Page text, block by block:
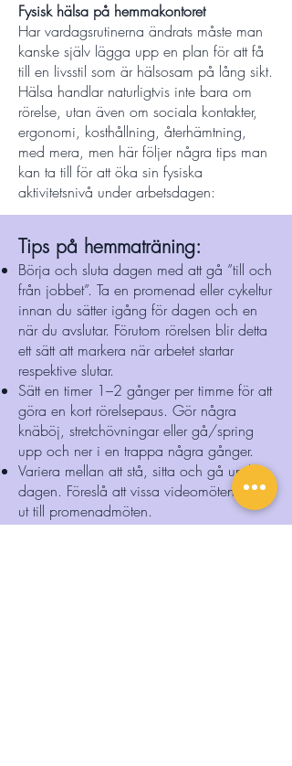
Fysisk hälsa på hemmakontoret
Har vardagsrutinerna ändrats måste man
kanske själv lägga upp en plan för att få
till en livsstil som är hälsosam på lång sikt.
Hälsa handlar naturligtvis inte bara om
rörelse, utan även om sociala kontakter,
ergonomi, kosthållning, återhämtning,
med mera, men här följer några tips man
kan ta till för att öka sin fysiska
aktivitetsnivå under arbetsdagen:
Tips på hemmaträning:
Börja och sluta dagen med att gå ”till och
från jobbet”. Ta en promenad eller cykeltur
innan du sätter igång för dagen och en
när du avslutar. Förutom rörelsen blir detta
ett sätt att markera när arbetet startar
respektive slutar.
Sätt en timer 1–2 gånger per timme för att
göra en kort rörelsepaus. Gör några
knäböj, stretchövningar eller gå/spring
upp och ner i en trappa några gånger.
Variera mellan att stå, sitta och gå under
dagen. Föreslå att vissa videomöten byts
ut till promenadmöten.